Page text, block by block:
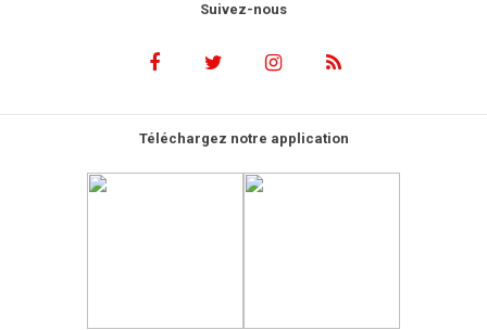
Suivez-nous
Téléchargez notre application